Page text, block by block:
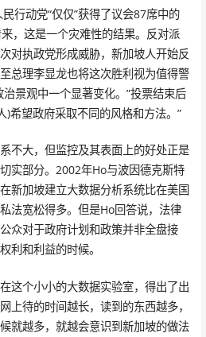
行动党“仅仅”获得了议会87席中的
，这是一个灾难性的结果。反对派
对执政党形成威胁，新加坡人开始反
总理李显龙也将这次胜利视为值得警
景观中一个显著变化。”投票结束后
)希望政府采取不同的风格和方法。”
不大，但监控及其表面上的好处正是
实部分。2002年Ho与波因德克斯特
新加坡建立大数据分析系统比在美国
法宽松得多。但是Ho回答说，法律
众对于政府计划和政策并非全盘接
利和利益的时候。
这个小小的大数据实验室，得出了出
上待的时间越长，读到的东西越多，
就越多，就越会意识到新加坡的做法